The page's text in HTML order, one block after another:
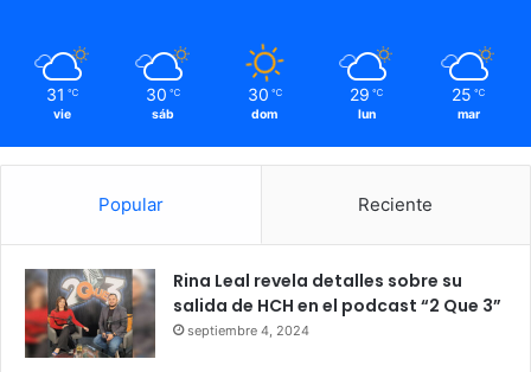
31 ℃
vie
30 ℃
sáb
30 ℃
dom
29 ℃
lun
25 ℃
mar
Popular Reciente
Rina Leal revela detalles sobre su
salida de HCH en el podcast “2 Que 3”
septiembre 4, 2024